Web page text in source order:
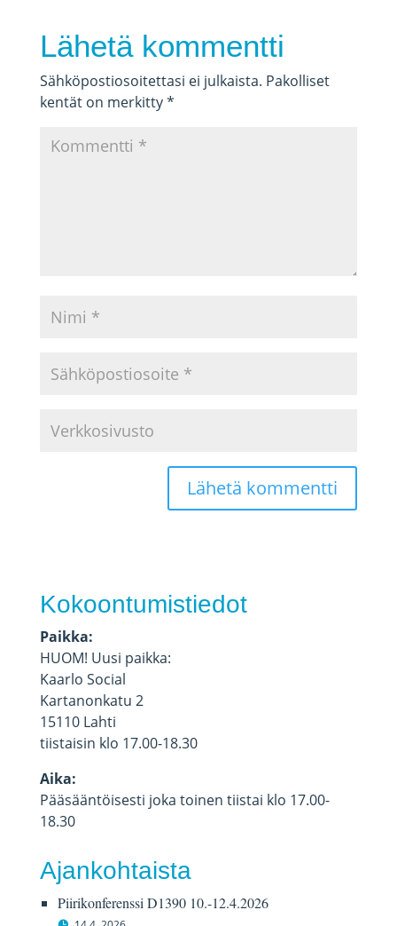
Lähetä kommentti
Sähköpostiosoitettasi ei julkaista. Pakolliset
kentät on merkitty*
Kokoontumistiedot
Paikka:
HUOM! Uusi paikka:
Kaarlo Social
Kartanonkatu 2
15110 Lahti
tiistaisin klo 17.00-18.30
Aika:
Pääsääntöisesti joka toinen tiistai klo 17.00-
18.30
Ajankohtaista
Piirikonferenssi D1390 10.-12.4.2026